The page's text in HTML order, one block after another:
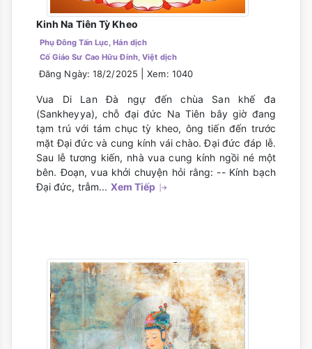
Kinh Na Tiên Tỳ Kheo
Phụ Đông Tấn Lục, Hán dịch
Cố Giáo Sư Cao Hữu Đính, Việt dịch
Đăng Ngày: 18/2/2025 |Xem: 1040
Vua Di Lan Ðà ngự đến chùa San khế đa
(Sankheyya), chỗ đại đức Na Tiên bây giờ đang
tạm trú với tám chục tỳ kheo, ông tiến đến trước
mặt Ðại đức và cung kính vái chào. Ðại đức đáp lễ.
Sau lễ tương kiến, nhà vua cung kính ngồi né một
bên. Ðoạn, vua khởi chuyện hỏi rằng: -- Kính bạch
Ðại đức, trẫm... Xem Tiếp